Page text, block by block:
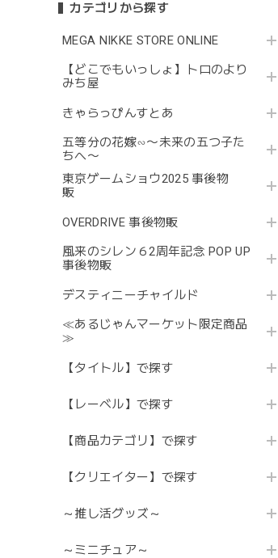
カテゴリから探す
MEGA NIKKE STORE ONLINE
【どこでもいっしょ】トロのより
みち屋
きゃらっぴんすとあ
五等分の花嫁∽〜未来の五つ子た
ちへ〜
東京ゲームショウ2025 事後物
販
OVERDRIVE 事後物販
風来のシレン６2周年記念 POP UP
事後物販
デスティニーチャイルド
≪あるじゃんマーケット限定商品
≫
【タイトル】で探す
【レーベル】で探す
【商品カテゴリ】で探す
【クリエイター】で探す
～推し活グッズ～
～ミニチュア～